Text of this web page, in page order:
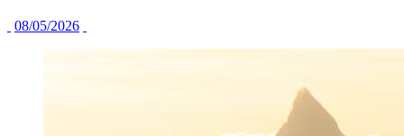
08/05/2026